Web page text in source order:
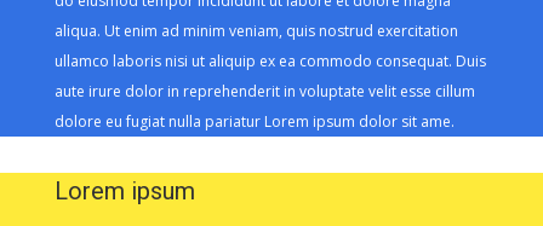
aliqua. Ut enim ad minim veniam, quis nostrud exercitation
ullamco laboris nisi ut aliquip ex ea commodo consequat. Duis
aute irure dolor in reprehenderit in voluptate velit esse cillum
dolore eu fugiat nulla pariatur Lorem ipsum dolor sit ame.
Lorem ipsum